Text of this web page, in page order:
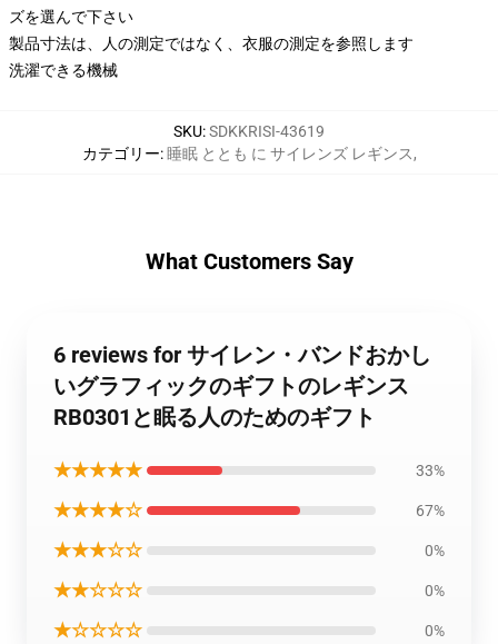
ズを選んで下さい
製品寸法は、人の測定ではなく、衣服の測定を参照します
洗濯できる機械
SKU:SDKKRISI-43619
カテゴリー: 睡眠 ととも に サイレンズ レギンス,
What Customers Say
6 reviews for サイレン・バンドおかし
いグラフィックのギフトのレギンス
RB0301と眠る人のためのギフト
★★★★★ 33%
★★★★☆ 67%
★★★☆☆ 0%
★★☆☆☆ 0%
★☆☆☆☆ 0%